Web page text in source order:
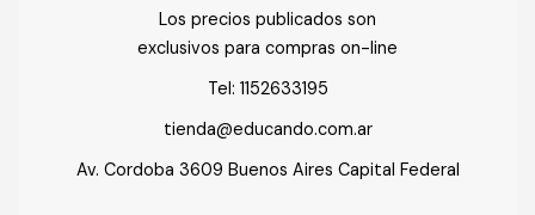
Los precios publicados son
exclusivos para compras on-line
Tel: 1152633195
tienda@educando.com.ar
Av. Cordoba 3609 Buenos Aires Capital Federal